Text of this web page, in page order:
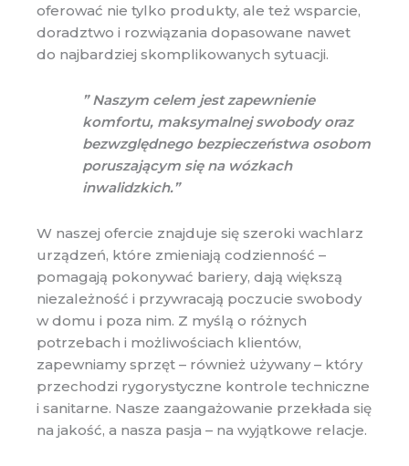
oferować nie tylko produkty, ale też wsparcie,
doradztwo i rozwiązania dopasowane nawet
do najbardziej skomplikowanych sytuacji.
” Naszym celem jest zapewnienie
komfortu, maksymalnej swobody oraz
bezwzględnego bezpieczeństwa osobom
poruszającym się na wózkach
inwalidzkich.”
W naszej ofercie znajduje się szeroki wachlarz
urządzeń, które zmieniają codzienność –
pomagają pokonywać bariery, dają większą
niezależność i przywracają poczucie swobody
w domu i poza nim. Z myślą o różnych
potrzebach i możliwościach klientów,
zapewniamy sprzęt – również używany – który
przechodzi rygorystyczne kontrole techniczne
i sanitarne. Nasze zaangażowanie przekłada się
na jakość, a nasza pasja – na wyjątkowe relacje.